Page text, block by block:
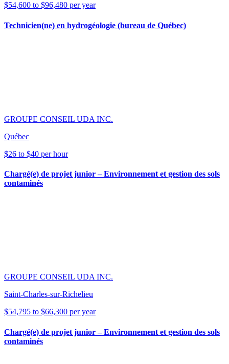
$54,600 to $96,480 per year
Technicien(ne) en hydrogéologie (bureau de Québec)
GROUPE CONSEIL UDA INC.
Québec
$26 to $40 per hour
Chargé(e) de projet junior – Environnement et gestion des sols
contaminés
GROUPE CONSEIL UDA INC.
Saint-Charles-sur-Richelieu
$54,795 to $66,300 per year
Chargé(e) de projet junior – Environnement et gestion des sols
contaminés